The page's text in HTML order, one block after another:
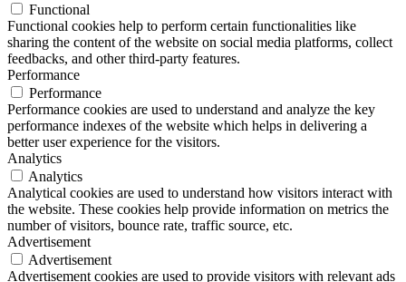
Functional
Functional cookies help to perform certain functionalities like
sharing the content of the website on social media platforms, collect
feedbacks, and other third-party features.
Performance
Performance
Performance cookies are used to understand and analyze the key
performance indexes of the website which helps in delivering a
better user experience for the visitors.
Analytics
Analytics
Analytical cookies are used to understand how visitors interact with
the website. These cookies help provide information on metrics the
number of visitors, bounce rate, traffic source, etc.
Advertisement
Advertisement
Advertisement cookies are used to provide visitors with relevant ads